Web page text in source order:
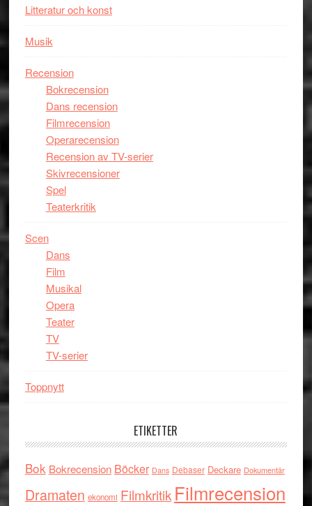
Litteratur och konst
Musik
Recension
Bokrecension
Dans recension
Filmrecension
Operarecension
Recension av TV-serier
Skivrecensioner
Spel
Teaterkritik
Scen
Dans
Film
Musikal
Opera
Teater
TV
TV-serier
Toppnytt
ETIKETTER
Bok Bokrecension Böcker Dans Debaser Deckare Dokumentär
Dramaten ekonomi Filmkritik Filmrecension